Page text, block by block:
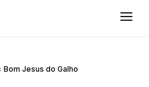
Bom Jesus do Galho